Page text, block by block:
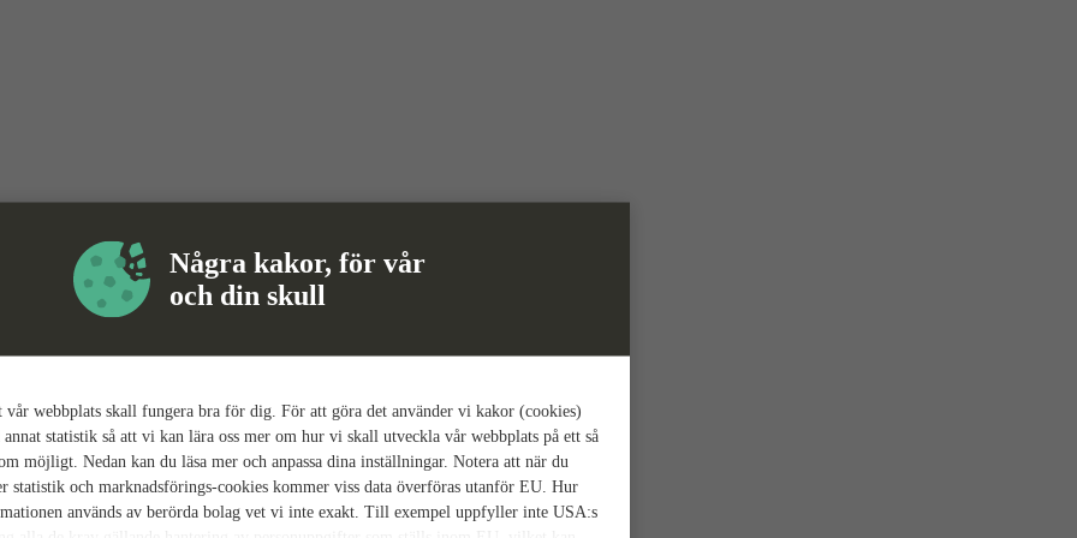
Några kakor, för vår
och din skull
webbplats skall fungera bra för dig. För att göra det använder vi kakor (cookies)
statistik så att vi kan lära oss mer om hur vi skall utveckla vår webbplats på ett så
möjligt. Nedan kan du läsa mer och anpassa dina inställningar. Notera att när du
statistik och marknadsförings-cookies kommer viss data överföras utanför EU. Hur
används av berörda bolag vet vi inte exakt. Till exempel uppfyller inte USA:s